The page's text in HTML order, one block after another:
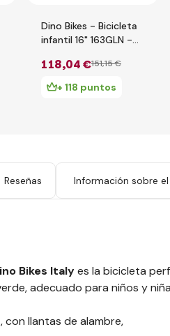
Dino Bikes - Bicicleta
infantil 16" 163GLN -
118,04 €151,15 €
+ 118 puntos
Reseñas Información sobre
Bikes Italyes la bicicleta
adecuado para niños y
con llantas de alambre,